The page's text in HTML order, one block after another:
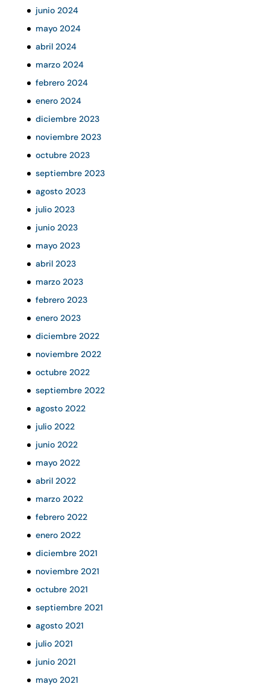
junio 2024
mayo 2024
abril 2024
marzo 2024
febrero 2024
enero 2024
diciembre 2023
noviembre 2023
octubre 2023
septiembre 2023
agosto 2023
julio 2023
junio 2023
mayo 2023
abril 2023
marzo 2023
febrero 2023
enero 2023
diciembre 2022
noviembre 2022
octubre 2022
septiembre 2022
agosto 2022
julio 2022
junio 2022
mayo 2022
abril 2022
marzo 2022
febrero 2022
enero 2022
diciembre 2021
noviembre 2021
octubre 2021
septiembre 2021
agosto 2021
julio 2021
junio 2021
mayo 2021